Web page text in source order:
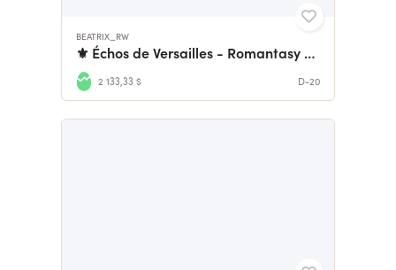
BEATRIX_RW
⚜️ Échos de Versailles - Romantasy / Time travel 1774 💙
2 133,33 $ D-20